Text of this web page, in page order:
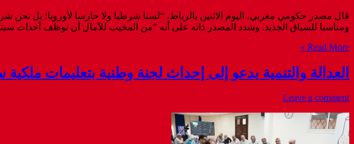
قال مصدر حكومي مغربي، اليوم الاثنين بالرباط، “لسنا شرطيا ولا حارسا لأوروبا؛ بل نحن
ومناسبا للسياق الجديد. وشدد المصدر ذاته على أنه “من المخيب للآمال أن توظف أحداث
Read More »
العدالة والتنمية يدعو إلى إحداث لجنة وطنية بتعليمات
Leave a comment